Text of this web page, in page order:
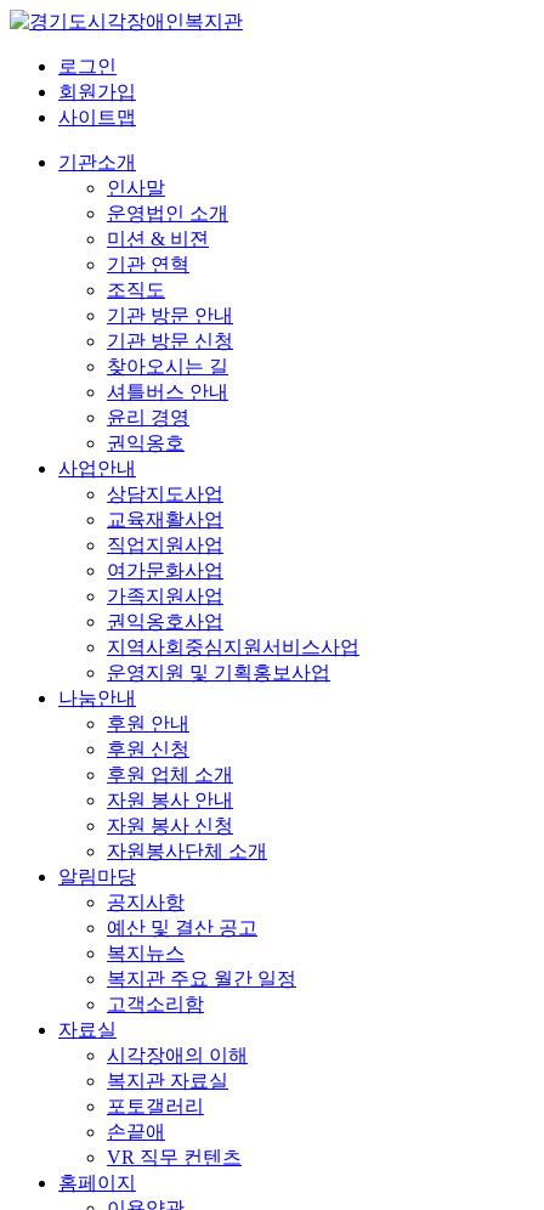
로그인
회원가입
사이트맵
기관소개
인사말
운영법인 소개
미션 & 비젼
기관 연혁
조직도
기관 방문 안내
기관 방문 신청
찾아오시는 길
셔틀버스 안내
윤리 경영
권익옹호
사업안내
상담지도사업
교육재활사업
직업지원사업
여가문화사업
가족지원사업
권익옹호사업
지역사회중심지원서비스사업
운영지원 및 기획홍보사업
나눔안내
후원 안내
후원 신청
후원 업체 소개
자원 봉사 안내
자원 봉사 신청
자원봉사단체 소개
알림마당
공지사항
예산 및 결산 공고
복지뉴스
복지관 주요 월간 일정
고객소리함
자료실
시각장애의 이해
복지관 자료실
포토갤러리
손끝애
VR 직무 컨텐츠
홈페이지